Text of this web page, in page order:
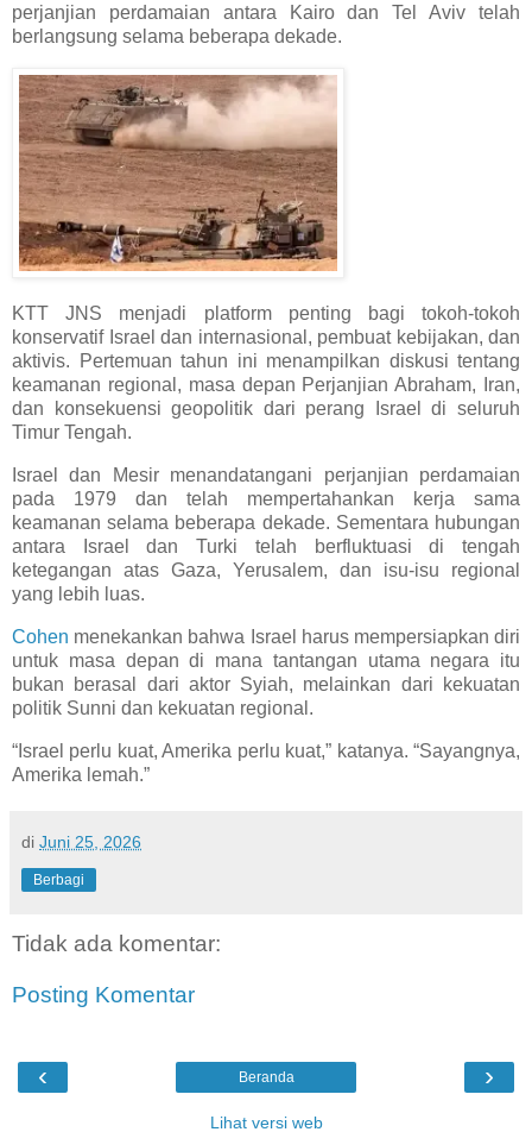
perjanjian perdamaian antara Kairo dan Tel Aviv telah
berlangsung selama beberapa dekade.
KTT JNS menjadi platform penting bagi tokoh-tokoh
konservatif Israel dan internasional, pembuat kebijakan, dan
aktivis. Pertemuan tahun ini menampilkan diskusi tentang
keamanan regional, masa depan Perjanjian Abraham, Iran,
dan konsekuensi geopolitik dari perang Israel di seluruh
Timur Tengah.
Israel dan Mesir menandatangani perjanjian perdamaian
pada 1979 dan telah mempertahankan kerja sama
keamanan selama beberapa dekade. Sementara hubungan
antara Israel dan Turki telah berfluktuasi di tengah
ketegangan atas Gaza, Yerusalem, dan isu-isu regional
yang lebih luas.
Cohen menekankan bahwa Israel harus mempersiapkan diri
untuk masa depan di mana tantangan utama negara itu
bukan berasal dari aktor Syiah, melainkan dari kekuatan
politik Sunni dan kekuatan regional.
“Israel perlu kuat, Amerika perlu kuat,” katanya. “Sayangnya,
Amerika lemah.”
di Juni 25, 2026
Berbagi
Tidak ada komentar:
Posting Komentar
‹ ›
Beranda
Lihat versi web